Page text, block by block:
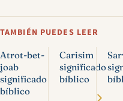
TAMBIÉN PUEDES LEER
Atrot-bet-
joab
significado
bíblico
Carisim
significado
bíblico